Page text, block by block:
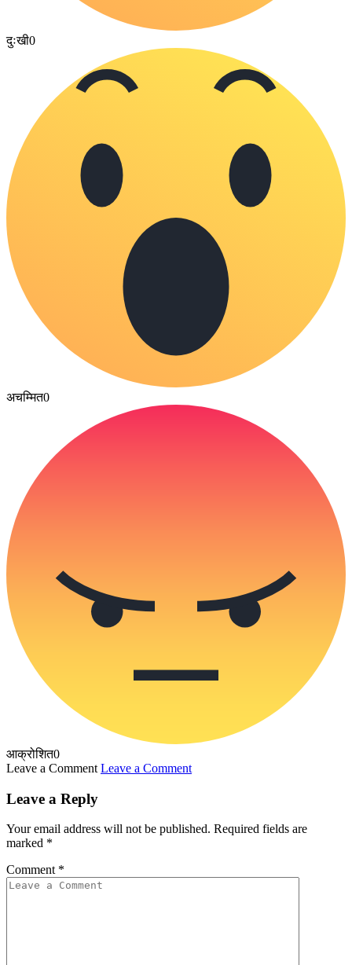
दुःखी0
अचम्मित0
आक्रोशित0
Leave a Comment Leave a Comment
Leave a Reply
Your email address will not be published. Required fields are
marked *
Comment *